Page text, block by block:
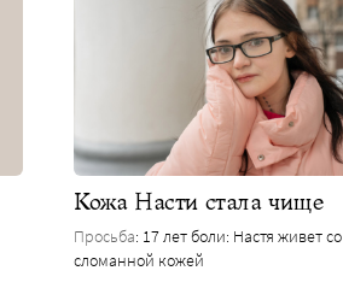
Кожа Насти стала чище
Просьба: 17 лет боли: Настя живет со
сломанной кожей